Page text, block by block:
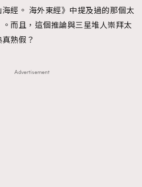
經。 海外東經》中提及過的那個太
而且，這個推論與三星堆人崇拜太
熟假？
Advertisement